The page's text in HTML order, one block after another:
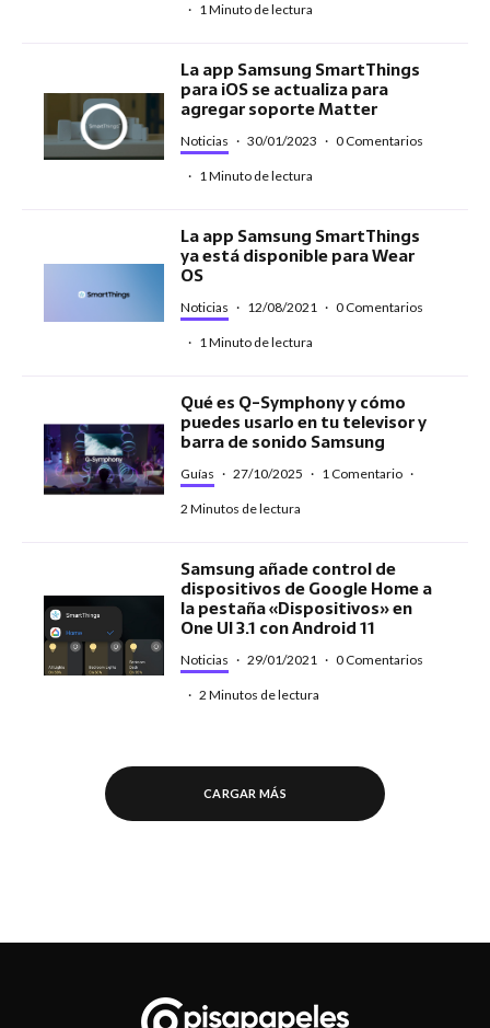
· 1 Minuto de lectura
La app Samsung SmartThings
para iOS se actualiza para
agregar soporte Matter
Noticias · 30/01/2023 · 0 Comentarios
· 1 Minuto de lectura
La app Samsung SmartThings
ya está disponible para Wear
OS
Noticias · 12/08/2021 · 0 Comentarios
· 1 Minuto de lectura
Qué es Q-Symphony y cómo
puedes usarlo en tu televisor y
barra de sonido Samsung
Guías · 27/10/2025 · 1 Comentario ·
2 Minutos de lectura
Samsung añade control de
dispositivos de Google Home a
la pestaña «Dispositivos» en
One UI 3.1 con Android 11
Noticias · 29/01/2021 · 0 Comentarios
· 2 Minutos de lectura
CARGAR MÁS